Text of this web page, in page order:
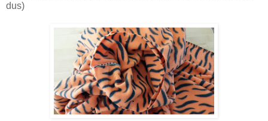
dus)